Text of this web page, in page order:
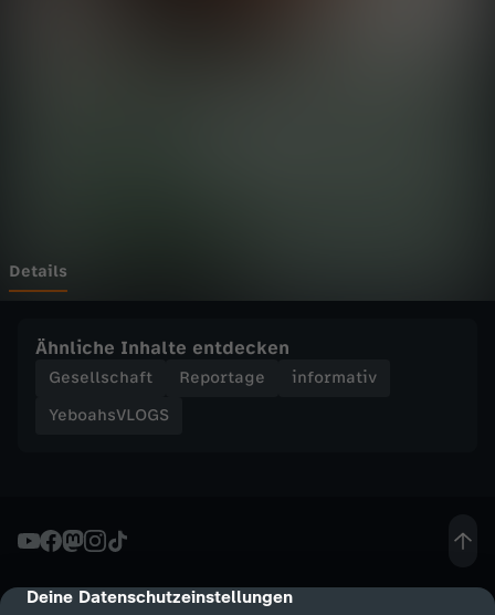
cmp-dialog-description
Deine Datenschutzeinstellungen
-
Q
&
I
c
Details
Ähnliche Inhalte entdecken
Gesellschaft Reportage
informativ
YeboahsVLOGS